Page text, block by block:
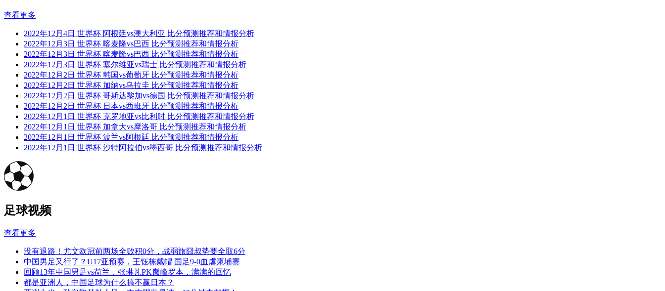
查看更多
2022年12月4日 世界杯 阿根廷vs澳大利亚 比分预测推荐和情报分析
2022年12月3日 世界杯 喀麦隆vs巴西 比分预测推荐和情报分析
2022年12月3日 世界杯 喀麦隆vs巴西 比分预测推荐和情报分析
2022年12月3日 世界杯 塞尔维亚vs瑞士 比分预测推荐和情报分析
2022年12月2日 世界杯 韩国vs葡萄牙 比分预测推荐和情报分析
2022年12月2日 世界杯 加纳vs乌拉圭 比分预测推荐和情报分析
2022年12月2日 世界杯 哥斯达黎加vs德国 比分预测推荐和情报分析
2022年12月2日 世界杯 日本vs西班牙 比分预测推荐和情报分析
2022年12月1日 世界杯 克罗地亚vs比利时 比分预测推荐和情报分析
2022年12月1日 世界杯 加拿大vs摩洛哥 比分预测推荐和情报分析
2022年12月1日 世界杯 波兰vs阿根廷 比分预测推荐和情报分析
2022年12月1日 世界杯 沙特阿拉伯vs墨西哥 比分预测推荐和情报分析
足球视频
查看更多
没有退路！尤文欧冠前两场全败积0分，战弱旅囧叔势要全取6分
中国男足又行了？U17亚预赛，王钰栋戴帽 国足9-0血虐柬埔寨
回顾13年中国男足vs荷兰，张琳芃PK巅峰罗本，满满的回忆
都是亚洲人，中国足球为什么搞不赢日本？